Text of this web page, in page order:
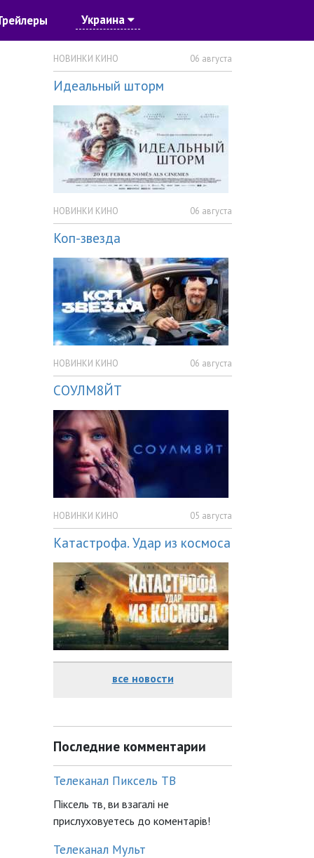
Украина
НОВИНКИ КИНО 06 августа
Идеальный шторм
НОВИНКИ КИНО 06 августа
Коп-звезда
НОВИНКИ КИНО 06 августа
СОУЛМ8ЙТ
НОВИНКИ КИНО 05 августа
Катастрофа. Удар из космоса
все новости
Последние комментарии
Телеканал Пиксель ТВ
Піксель тв, ви взагалі не
прислуховуетесь до коментарів!
Телеканал Мульт